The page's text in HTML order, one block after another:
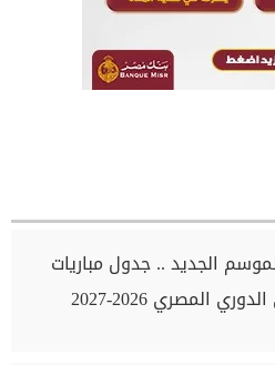
الجديد .. جدول مباريات
المصري 2026-2027